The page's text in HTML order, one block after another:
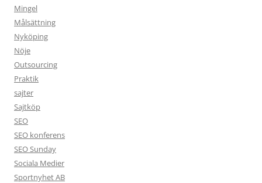
Mingel
Målsättning
Nyköping
Nöje
Outsourcing
Praktik
sajter
Sajtköp
SEO
SEO konferens
SEO Sunday
Sociala Medier
Sportnyhet AB